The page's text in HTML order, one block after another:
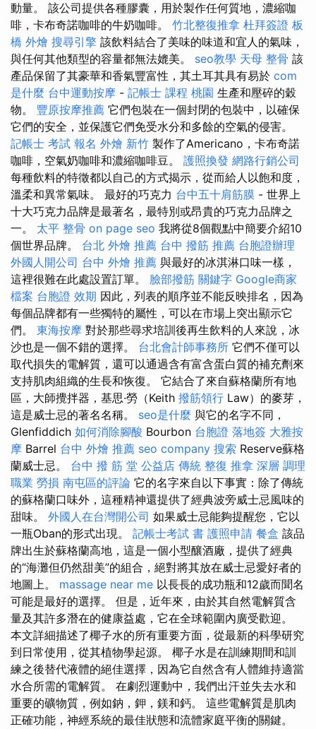
動量。 該公司提供各種膠囊，用於製作任何質地，濃縮咖
啡，卡布奇諾咖啡的牛奶咖啡。 竹北整復推拿 杜拜簽證 板
橋 外燴 搜尋引擎 該飲料結合了美味的味道和宜人的氣味，
與任何其他類型的容量都無法媲美。 seo教學 天母 整骨 該
產品保留了其豪華和香氣豐富性，其土耳其具有易於 com
是什麼 台中運動按摩 - 記帳士 課程 桃園 生產和壓碎的穀
物。 豐原按摩推薦 它們包裝在一個封閉的包裝中，以確保
它們的安全，並保護它們免受水分和多餘的空氣的侵害。
記帳士 考試 報名 外燴 新竹 製作了Americano，卡布奇諾
咖啡，空氣奶咖啡和濃縮咖啡豆。 護照換發 網路行銷公司
每種飲料的特徵都以自己的方式揭示，從而給人以飽和度，
溫柔和異常氣味。 最好的巧克力 台中五十肩筋膜 - 世界上
十大巧克力品牌是最著名，最特別或昂貴的巧克力品牌之
一。 太平 整骨 on page seo 我將從8個觀點中簡要介紹10
個世界品牌。 台北 外燴 推薦 台中 撥筋 推薦 台胞證辦理
外國人開公司 台中 外燴 推薦 與最好的冰淇淋口味一樣，
這裡很難在此處設置訂單。 臉部撥筋 關鍵字 Google商家
檔案 台胞證 效期 因此，列表的順序並不能反映排名，因為
每個品牌都有一些獨特的屬性，可以在市場上突出顯示它
們。 東海按摩 對於那些尋求培訓後再生飲料的人來說，冰
沙也是一個不錯的選擇。 台北會計師事務所 它們不僅可以
取代損失的電解質，還可以通過含有富含蛋白質的補充劑來
支持肌肉組織的生長和恢復。 它結合了來自蘇格蘭所有地
區，大師攪拌器，基思·勞（Keith 撥筋領行 Law）的麥芽，
這是威士忌的著名名稱。 seo是什麼 與它的名字不同，
Glenfiddich 如何消除腳酸 Bourbon 台胞證 落地簽 大雅按
摩 Barrel 台中 外燴 推薦 seo company 搜索 Reserve蘇格
蘭威士忌。 台中 撥 筋 堂 公益店 傳統 整復 推拿 深層 調理
職業 勞損 南屯區的評論 它的名字來自以下事實：除了傳統
的蘇格蘭口味外，這種精神還提供了經典波旁威士忌風味的
甜味。 外國人在台灣開公司 如果威士忌能夠提醒您，它以
一瓶Oban的形式出現。 記帳士考試 書 護照申請 餐盒 該品
牌出生於蘇格蘭高地，這是一個小型釀酒廠，提供了經典
的“海灘但仍然甜美”的組合，絕對將其放在威士忌愛好者的
地圖上。 massage near me 以長長的成功瓶和12歲而聞名
可能是最好的選擇。 但是，近年來，由於其自​​然電解質含
量及其許多潛在的健康益處，它在全球範圍內廣受歡迎。
本文詳細描述了椰子水的所有重要方面，從最新的科學研究
到日常使用，從其植物學起源。 椰子水是在訓練期間和訓
練之後替代液體的絕佳選擇，因為它自然含有人體維持適當
水合所需的電解質。 在劇烈運動中，我們出汗並失去水和
重要的礦物質，例如鈉，鉀，鎂和鈣。 這些電解質是肌肉
正確功能，神經系統的最佳狀態和流體家庭平衡的關鍵。